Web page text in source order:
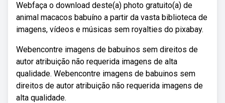
Webfaça o download deste(a) photo gratuito(a) de
animal macacos babuíno a partir da vasta biblioteca de
imagens, vídeos e músicas sem royalties do pixabay.
Webencontre imagens de babuínos sem direitos de
autor atribuição não requerida imagens de alta
qualidade. Webencontre imagens de babuinos sem
direitos de autor atribuição não requerida imagens de
alta qualidade.